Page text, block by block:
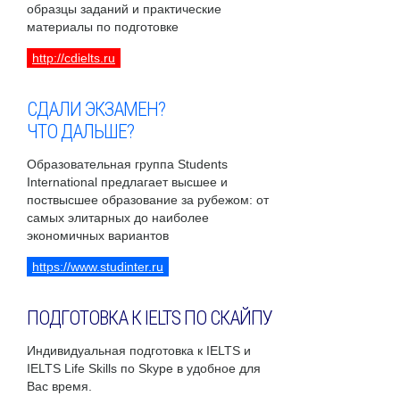
образцы заданий и практические
материалы по подготовке
http://cdielts.ru
СДАЛИ ЭКЗАМЕН?
ЧТО ДАЛЬШЕ?
Образовательная группа Students
International предлагает высшее и
поствысшее образование за рубежом: от
самых элитарных до наиболее
экономичных вариантов
https://www.studinter.ru
ПОДГОТОВКА К IELTS ПО СКАЙПУ
Индивидуальная подготовка к IELTS и
IELTS Life Skills по Skype в удобное для
Вас время.